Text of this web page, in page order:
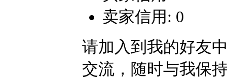
卖家信用: 0
请加入到我的好友
交流，随时与我保